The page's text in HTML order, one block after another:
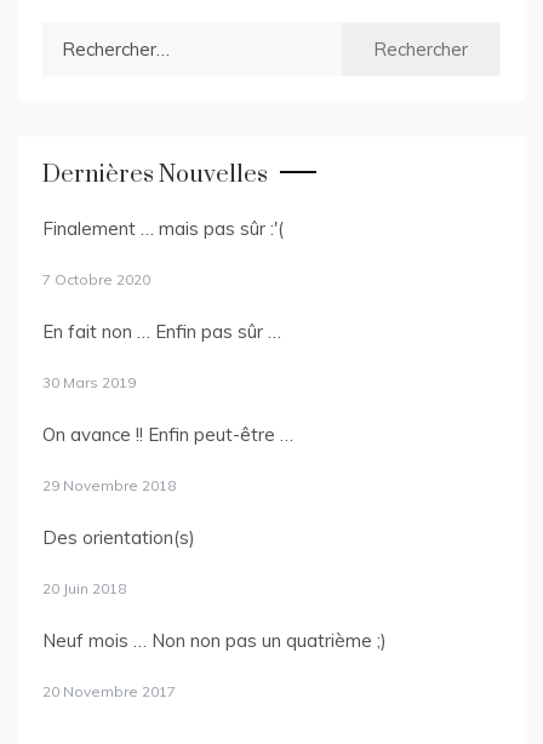
Dernières Nouvelles
Finalement … mais pas sûr :'(
7 Octobre 2020
En fait non … Enfin pas sûr …
30 Mars 2019
On avance !! Enfin peut-être …
29 Novembre 2018
Des orientation(s)
20 Juin 2018
Neuf mois … Non non pas un quatrième ;)
20 Novembre 2017